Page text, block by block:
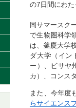
の7日間にわた
同サマースク
で生物圏科学
は、釜慶大学
ダ大学（イン
ー）、ビサヤ
カ）、コンス
また、今年度
らサイエンス